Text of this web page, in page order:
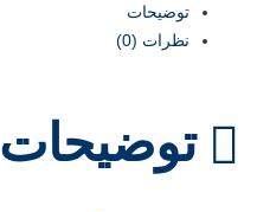
توضیحات
نظرات (0)
توضیحات